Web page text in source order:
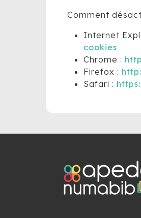
Comment
Internet
cookies
Chrome :
Firefox :
Safari :